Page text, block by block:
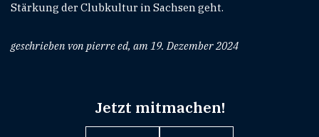
Stärkung der Clubkultur in Sachsen geht.
geschrieben von pierre ed, am 19. Dezember 2024
Jetzt mitmachen!